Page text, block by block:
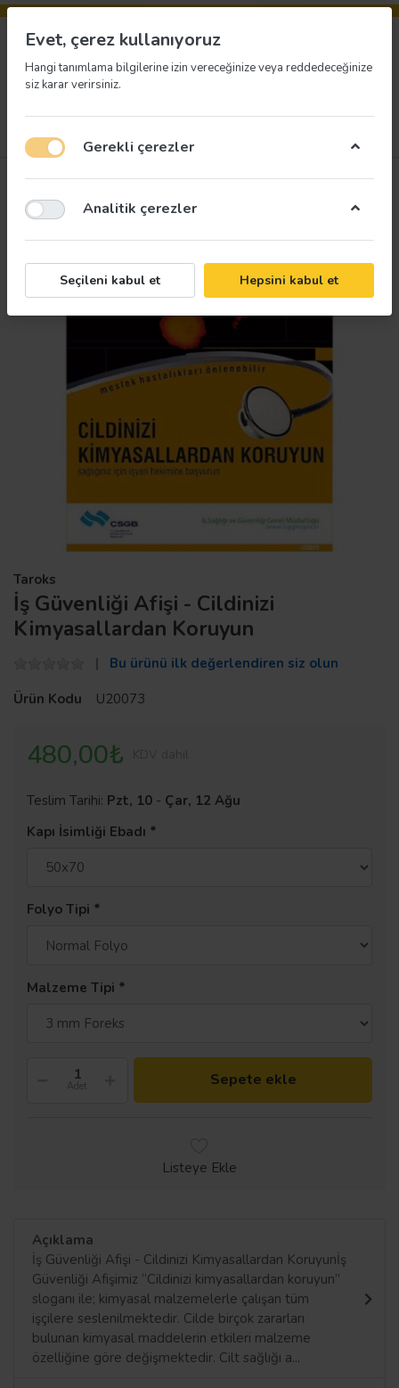
Taroks
İş Güvenliği Afişi - Cildinizi
Kimyasallardan Koruyun
Bu ürünü ilk değerlendiren siz olun
Ürün Kodu
U20073
480,00₺
Teslim Tarihi: Pzt, 10 - Çar, 12 Ağu
Kapı İsimliği Ebadı
Folyo Tipi
Malzeme Tipi
Adet Sepete ekle
Listeye Ekle
Açıklama
İş Güvenliği Afişi - Cildinizi Kimyasallardan Koruyunİş
Güvenliği Afişimiz “Cildinizi kimyasallardan koruyun”
sloganı ile; kimyasal malzemelerle çalışan tüm
işçilere seslenilmektedir. Cilde birçok zararları
bulunan kimyasal maddelerin etkileri malzeme
özelliğine göre değişmektedir. Cilt sağlığı a...
Evet, çerez kullanıyoruz
Hangi tanımlama bilgilerine izin vereceğinize veya reddedeceğinize
siz karar verirsiniz.
Gerekli çerezler
Analitik çerezler
Seçileni kabul et Hepsini kabul et